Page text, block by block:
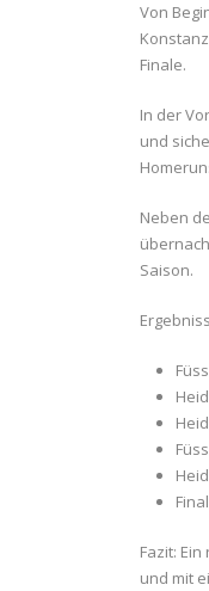
Von
Finale.
In der
und
Neben
Saison.
Fazit:
und mit